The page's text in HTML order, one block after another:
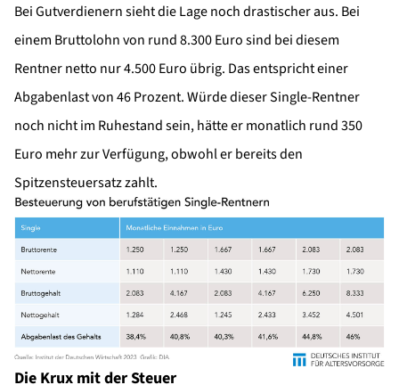
Bei Gutverdienern sieht die Lage noch drastischer aus. Bei
einem Bruttolohn von rund 8.300 Euro sind bei diesem
Rentner netto nur 4.500 Euro übrig. Das entspricht einer
Abgabenlast von 46 Prozent. Würde dieser Single-Rentner
noch nicht im Ruhestand sein, hätte er monatlich rund 350
Euro mehr zur Verfügung, obwohl er bereits den
Spitzensteuersatz zahlt.
Die Krux mit der Steuer